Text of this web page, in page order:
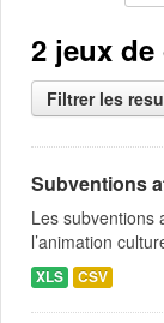
2 jeux
Filtrer les
Subventions
Les subventions
l’animation
XLS CSV